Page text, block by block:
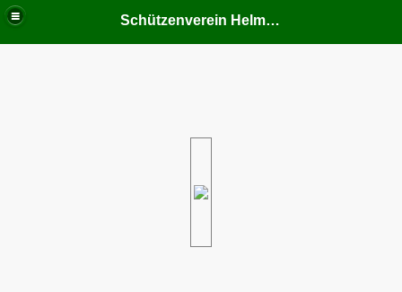
Schützenverein Helmern